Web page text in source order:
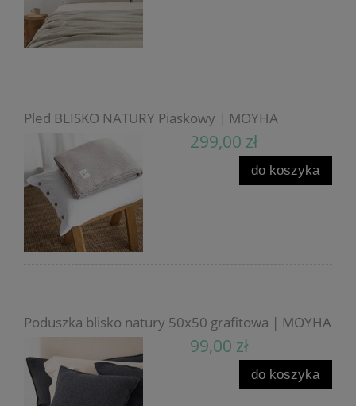
Pled BLISKO NATURY Piaskowy | MOYHA
299,00 zł
do koszyka
Poduszka blisko natury 50x50 grafitowa | MOYHA
99,00 zł
do koszyka